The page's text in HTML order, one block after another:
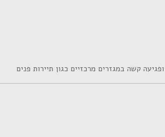
קשה במגזרים מרכזיים כגון תיירות פנים